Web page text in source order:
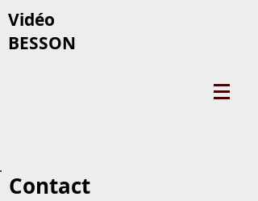
Vidéo
BESSON
Contact